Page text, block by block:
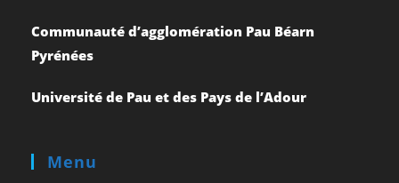
Communauté d’agglomération Pau Béarn
Pyrénées
Université de Pau et des Pays de l’Adour
Menu